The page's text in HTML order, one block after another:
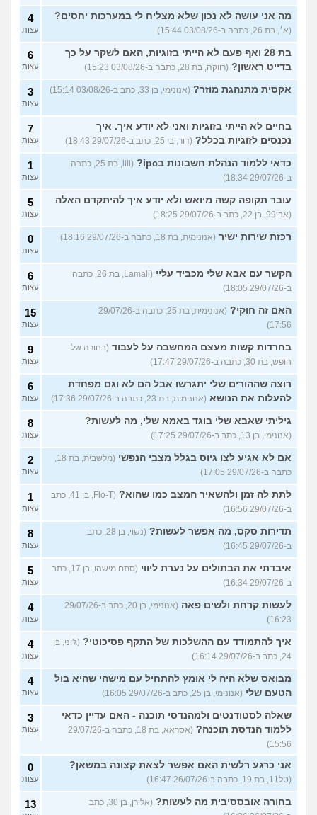
מה אני עושה לא נכון שלא מצליח לי במערכות יחסים?
(א׳, בת 26, כתבה ב-03/08/26 15:44)
4
עצות
בת 28 ואף פעם לא הייתי בזוגיות, האם לשקר על כך
בדייט ראשון? (רווקה, בת 28, כתבה ב-03/08/26 15:23)
6
עצות
אקסית מתנהגת מוזר? (אנונימי, בן 33, כתב ב-03/08/26 15:14) 3
עצות
בחיים לא הייתי בזוגיות ואני לא יודע איך. איך
נכנסים לזוגיות בכלל? (דור, בן 25, כתב ב-29/07/26 18:43)
7
עצות
כדאי ללמוד הנהלת חשבונות בipc?
(lili, בת 25, כתבה
ב-29/07/26 18:34)
1
עצות
עובר תקופה קשה מיואש ולא יודע איך להיתקדם האלה
(אבי99, בן 22, כתב ב-29/07/26 18:25)
5
עצות
רכזת שירות ישיר (אנונימית, בת 18, כתבה ב-29/07/26 18:16) 0
עצות
הקשר עם אבא שלי מכביד עליי
(Lamali, בת 26, כתבה
ב-29/07/26 18:05)
6
עצות
האם זה חוקי?
(אנונימית, בת 25, כתבה ב-29/07/26
17:56)
15
עצות
בחרדות קשות מעצם המחשבה על לעבוד (בחורה של
חופש, בת 30, כתבה ב-29/07/26 17:47)
9
עצות
רוצה שההורים שלי יתגרשו אבל הם לא וגם מפחדת
להעלות את הנושא (אנונימית, בת 23, כתבה ב-29/07/26 17:36)
6
עצות
גיליתי שאבא שלי בוגד באמא שלי, מה לעשות?
(אנונימי, בן 13, כתב ב-29/07/26 17:25)
8
עצות
אם לא אגיע לצו גיוס בגלל מצבי הנפשי
(מלשבית, בת 18,
כתבה ב-29/07/26 17:05)
2
עצות
לתת לה זמן ולהשאיר המצב כמו שהוא?
(Flo-T, בן 41, כתב
ב-29/07/26 16:56)
1
עצות
תדירות סקס, מה אפשר לעשות?
(נשוי, בן 28, כתב
ב-29/07/26 16:45)
8
עצות
איבדתי את הבתולים על נערת ליווי
(סתם מישהו, בן 17, כתב
ב-29/07/26 16:34)
5
עצות
לעשות קרחת ולשים פאה
(אנונימי, בן 20, כתב ב-29/07/26
16:23)
4
עצות
איך להתמודד עם ההשלכות של התקף פסיכוטי? (ג'וני, בן
24, כתב ב-29/07/26 16:14)
4
עצות
מבואס שלא היה לי אומץ להתחיל עם מישהי שהיא בול
הטעם שלי (אנונימי, בן 25, כתב ב-29/07/26 16:05)
4
עצות
שאלה לסטודנטים ולמהנדסי תוכנה - האם עדיין כדאי
ללמוד הנדסת תוכנה?
(אסראא, בת 18, כתבה ב-29/07/26
15:56)
3
עצות
אני כרגע רלשית האם אפשר לצאת קצונה במשאן?
(טל11, בת 19, כתבה ב-26/07/26 16:47)
0
עצות
בחורה אובססיבית מה לעשות?
(אלירן, בן 30, כתב
13